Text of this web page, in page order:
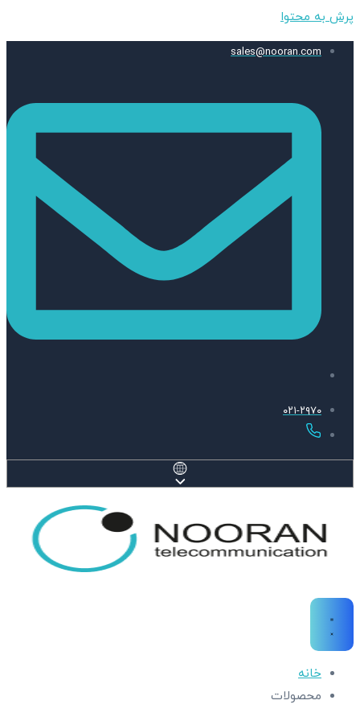
پرش به محتوا
sales@nooran.com
۰۲۱-۲۹۷۰
خانه
محصولات